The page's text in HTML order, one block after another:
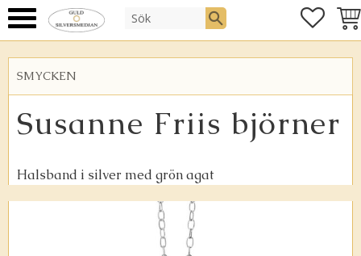
SMYCKEN
Susanne Friis björner
Halsband i silver med grön agat